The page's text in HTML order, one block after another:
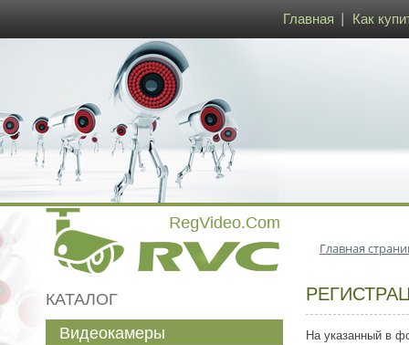
Главная Как
Главная
На указанный в
КАТАЛОГ
Видеокамеры